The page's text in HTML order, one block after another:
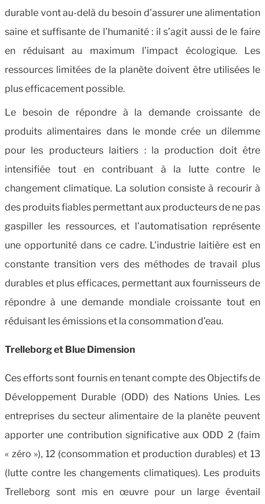
durable vont au-delà du besoin d’assurer une alimentation
saine et suffisante de l’humanité : il s’agit aussi de le faire
en réduisant au maximum l’impact écologique. Les
ressources limitées de la planète doivent être utilisées le
plus efficacement possible.
Le besoin de répondre à la demande croissante de
produits alimentaires dans le monde crée un dilemme
pour les producteurs laitiers : la production doit être
intensifiée tout en contribuant à la lutte contre le
changement climatique. La solution consiste à recourir à
des produits fiables permettant aux producteurs de ne pas
gaspiller les ressources, et l’automatisation représente
une opportunité dans ce cadre. L’industrie laitière est en
constante transition vers des méthodes de travail plus
durables et plus efficaces, permettant aux fournisseurs de
répondre à une demande mondiale croissante tout en
réduisant les émissions et la consommation d’eau.
Trelleborg et Blue Dimension
Ces efforts sont fournis en tenant compte des Objectifs de
Développement Durable (ODD) des Nations Unies. Les
entreprises du secteur alimentaire de la planète peuvent
apporter une contribution significative aux ODD 2 (faim
« zéro »), 12 (consommation et production durables) et 13
(lutte contre les changements climatiques). Les produits
Trelleborg sont mis en œuvre pour un large éventail